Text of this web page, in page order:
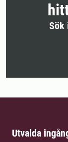
Sök
Utvalda